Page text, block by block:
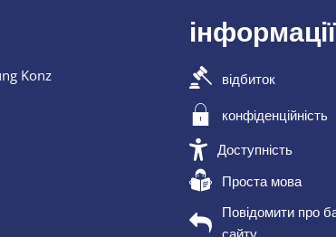
Konz
інформації
відбиток
конфіденційність
Доступність
Проста мова
Повідомити про